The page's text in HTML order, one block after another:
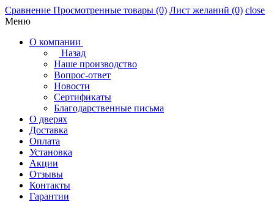
Сравнение Просмотренные товары (0) Лист желаний (0) close
Меню
О компании
Назад
Наше производство
Вопрос-ответ
Новости
Сертификаты
Благодарственные письма
О дверях
Доставка
Оплата
Установка
Акции
Отзывы
Контакты
Гарантии